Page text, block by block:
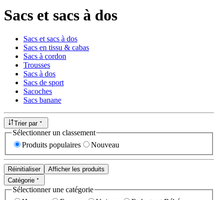
Sacs et sacs à dos
Sacs et sacs à dos
Sacs en tissu & cabas
Sacs à cordon
Trousses
Sacs à dos
Sacs de sport
Sacoches
Sacs banane
Trier par
Sélectionner un classement
Produits populaires
Nouveau
Réinitialiser
Afficher les produits
Catégorie
Sélectionner une catégorie